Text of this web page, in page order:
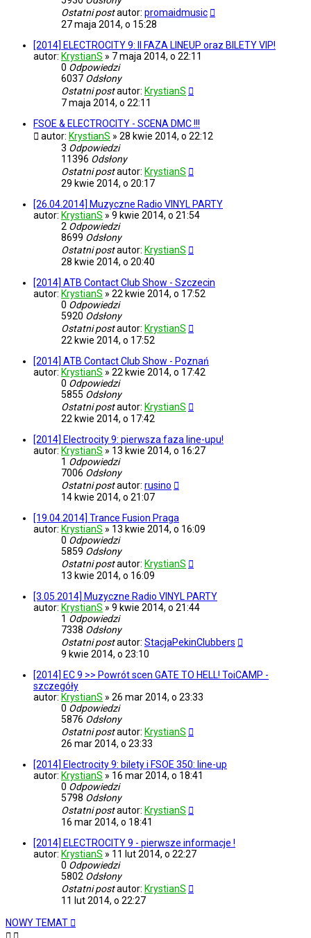
Ostatni postautor: promaidmusic
27 maja 2014, o 15:28
[2014] ELECTROCITY 9: II FAZA LINEUP oraz BILETY VIP!
autor: KrystianS » 7 maja 2014, o 22:11
0 Odpowiedzi
6037 Odsłony
Ostatni postautor: KrystianS
7 maja 2014, o 22:11
FSOE & ELECTROCITY - SCENA DMC !!!
autor: KrystianS » 28 kwie 2014, o 22:12
3 Odpowiedzi
11396 Odsłony
Ostatni postautor: KrystianS
29 kwie 2014, o 20:17
[26.04.2014] Muzyczne Radio VINYL PARTY
autor: KrystianS » 9 kwie 2014, o 21:54
2 Odpowiedzi
8699 Odsłony
Ostatni postautor: KrystianS
28 kwie 2014, o 20:40
[2014] ATB Contact Club Show - Szczecin
autor: KrystianS » 22 kwie 2014, o 17:52
0 Odpowiedzi
5920 Odsłony
Ostatni postautor: KrystianS
22 kwie 2014, o 17:52
[2014] ATB Contact Club Show - Poznań
autor: KrystianS » 22 kwie 2014, o 17:42
0 Odpowiedzi
5855 Odsłony
Ostatni postautor: KrystianS
22 kwie 2014, o 17:42
[2014] Electrocity 9: pierwsza faza line-upu!
autor: KrystianS » 13 kwie 2014, o 16:27
1 Odpowiedzi
7006 Odsłony
Ostatni postautor: rusino
14 kwie 2014, o 21:07
[19.04.2014] Trance Fusion Praga
autor: KrystianS » 13 kwie 2014, o 16:09
0 Odpowiedzi
5859 Odsłony
Ostatni postautor: KrystianS
13 kwie 2014, o 16:09
[3.05.2014] Muzyczne Radio VINYL PARTY
autor: KrystianS » 9 kwie 2014, o 21:44
1 Odpowiedzi
7338 Odsłony
Ostatni postautor: StacjaPekinClubbers
9 kwie 2014, o 23:10
[2014] EC 9 >> Powrót scen GATE TO HELL! ToiCAMP -
szczegóły
autor: KrystianS » 26 mar 2014, o 23:33
0 Odpowiedzi
5876 Odsłony
Ostatni postautor: KrystianS
26 mar 2014, o 23:33
[2014] Electrocity 9: bilety i FSOE 350: line-up
autor: KrystianS » 16 mar 2014, o 18:41
0 Odpowiedzi
5798 Odsłony
Ostatni postautor: KrystianS
16 mar 2014, o 18:41
[2014] ELECTROCITY 9 - pierwsze informacje !
autor: KrystianS » 11 lut 2014, o 22:27
0 Odpowiedzi
5802 Odsłony
Ostatni postautor: KrystianS
11 lut 2014, o 22:27
NOWY TEMAT